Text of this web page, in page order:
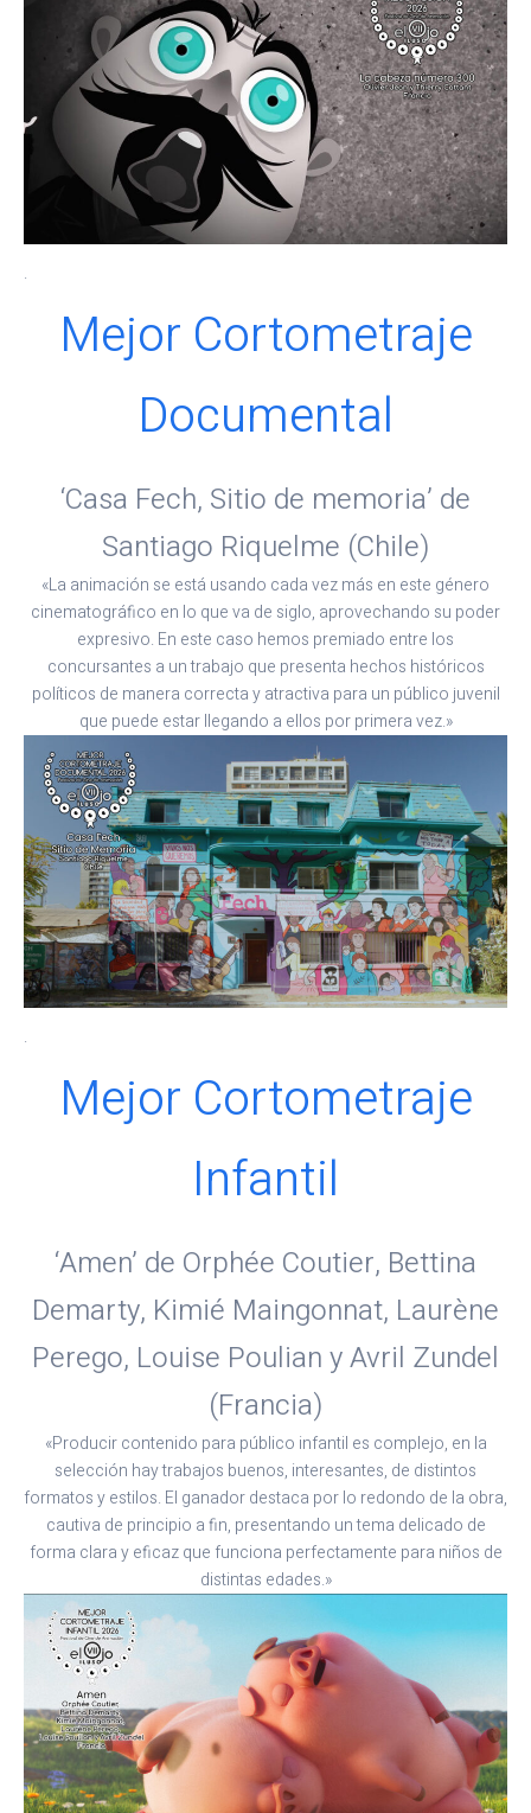
.
Mejor Cortometraje
Documental
‘Casa Fech, Sitio de memoria’ de
Santiago Riquelme (Chile)
«La animación se está usando cada vez más en este género
cinematográfico en lo que va de siglo, aprovechando su poder
expresivo. En este caso hemos premiado entre los
concursantes a un trabajo que presenta hechos históricos
políticos de manera correcta y atractiva para un público juvenil
que puede estar llegando a ellos por primera vez.»
.
Mejor Cortometraje
Infantil
‘Amen’ de Orphée Coutier, Bettina
Demarty, Kimié Maingonnat, Laurène
Perego, Louise Poulian y Avril Zundel
(Francia)
«Producir contenido para público infantil es complejo, en la
selección hay trabajos buenos, interesantes, de distintos
formatos y estilos. El ganador destaca por lo redondo de la obra,
cautiva de principio a fin, presentando un tema delicado de
forma clara y eficaz que funciona perfectamente para niños de
distintas edades.»